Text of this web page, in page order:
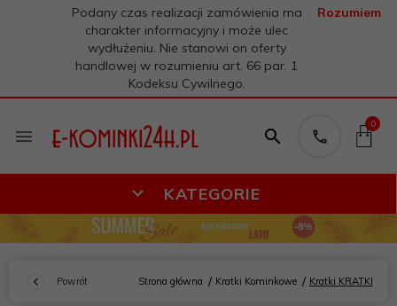
Podany czas realizacji zamówienia ma
charakter informacyjny i może ulec
wydłużeniu. Nie stanowi on oferty
handlowej w rozumieniu art. 66 par. 1
Kodeksu Cywilnego.
Rozumiem
0
KATEGORIE
Powrót Strona główna Kratki Kominkowe Kratki KRATKI